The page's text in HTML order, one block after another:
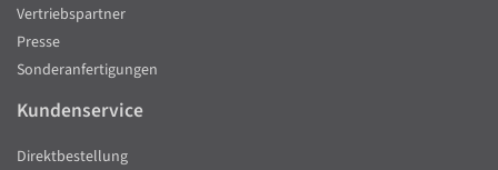
Vertriebspartner
Presse
Sonderanfertigungen
Kundenservice
Direktbestellung